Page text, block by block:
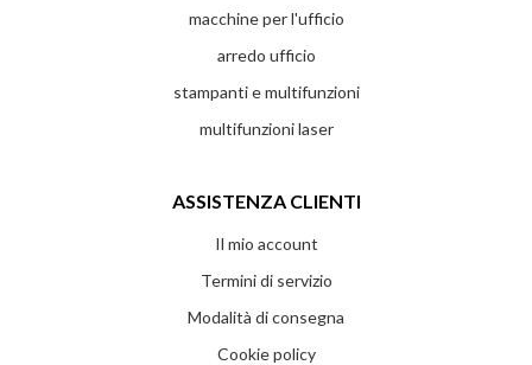
macchine per l'ufficio
arredo ufficio
stampanti e multifunzioni
multifunzioni laser
ASSISTENZA CLIENTI
Il mio account
Termini di servizio
Modalità di consegna
Cookie policy